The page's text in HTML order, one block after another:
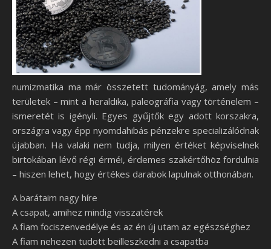
numizmatika ma már összetett tudományág, amely más
területek – mint a heraldika, paleográfia vagy történelem –
ismeretét is igényli. Egyes gyűjtők egy adott korszakra,
országra vagy épp nyomdahibás pénzekre specializálódnak
újabban. Ha valaki nem tudja, milyen értéket képviselnek
birtokában lévő régi érméi, érdemes szakértőhöz fordulnia
– hiszen lehet, hogy értékes darabok lapulnak otthonában.
A barátaim nagy híre
A csapat, amihez mindig visszatérek
A fiam fociszenvedélye és az én új utam az egészséghez
A fiam nehezen tudott beilleszkedni a csapatba